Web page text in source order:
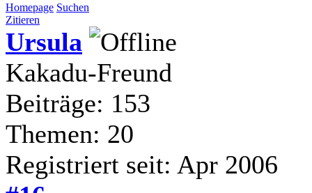
Homepage Suchen
Zitieren
Ursula
Kakadu-Freund
Beiträge: 153
Themen: 20
Registriert seit: Apr 2006